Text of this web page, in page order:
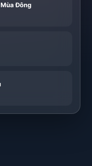
Đông